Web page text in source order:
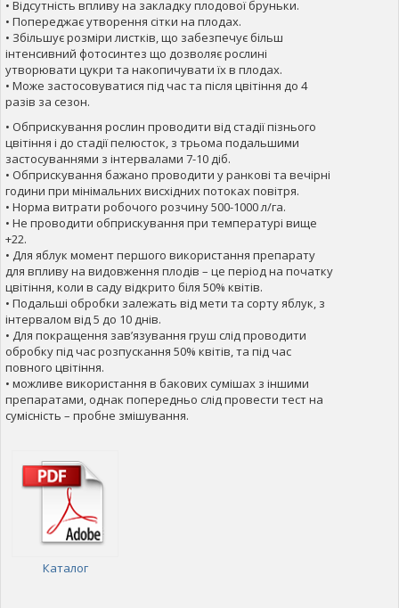
• Відсутність впливу на закладку плодової бруньки.
• Попереджає утворення сітки на плодах.
• Збільшує розміри листків, що забезпечує більш
інтенсивний фотосинтез що дозволяє рослині
утворювати цукри та накопичувати їх в плодах.
• Може застосовуватися під час та після цвітіння до 4
разів за сезон.
• Обприскування рослин проводити від стадії пізнього
цвітіння і до стадії пелюсток, з трьома подальшими
застосуваннями з інтервалами 7-10 діб.
• Обприскування бажано проводити у ранкові та вечірні
години при мінімальних висхідних потоках повітря.
• Норма витрати робочого розчину 500-1000 л/га.
• Не проводити обприскування при температурі вище
+22.
• Для яблук момент першого використання препарату
для впливу на видовження плодів – це період на початку
цвітіння, коли в саду відкрито біля 50% квітів.
• Подальші обробки залежать від мети та сорту яблук, з
інтервалом від 5 до 10 днів.
• Для покращення зав’язування груш слід проводити
обробку під час розпускання 50% квітів, та під час
повного цвітіння.
• можливе використання в бакових сумішах з іншими
препаратами, однак попередньо слід провести тест на
сумісність – пробне змішування.
Каталог